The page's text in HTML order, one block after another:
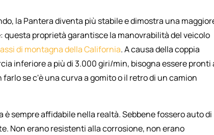
la Pantera diventa più stabile e dimostra una
questa proprietà garantisce la manovrabilità del veicolo
di montagna della California. A causa della coppia
inferiore a più di 3.000 giri/min, bisogna essere pronti
se c'è una curva a gomito o il retro di un camion
sempre affidabile nella realtà. Sebbene fossero auto di
Non erano resistenti alla corrosione, non erano